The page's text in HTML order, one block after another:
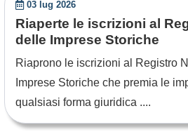
03 lug 2026
Riaperte le iscrizioni al
delle Imprese Storiche
Riaprono le iscrizioni al Registro
Imprese Storiche che premia le
qualsiasi forma giuridica ....